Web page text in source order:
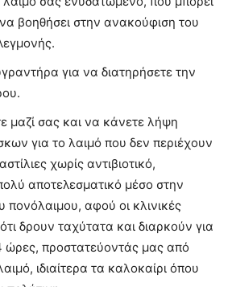
βοηθήσει στην ανακούφιση του
για να διατηρήσετε την
μαζί σας και να κάνετε λήψη
για το λαιμό που δεν περιέχουν
χωρίς αντιβιοτικό,
αποτελεσματικό μέσο στην
πονόλαιμου, αφού οι κλινικές
δρουν ταχύτατα και διαρκούν για
ώρες, προστατεύοντάς μας από
ιδιαίτερα τα καλοκαίρι όπου